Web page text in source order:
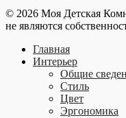
© 2026 Моя Детская
не являются
Главная
Интерьер
Общие
Стиль
Цвет
Эргономика